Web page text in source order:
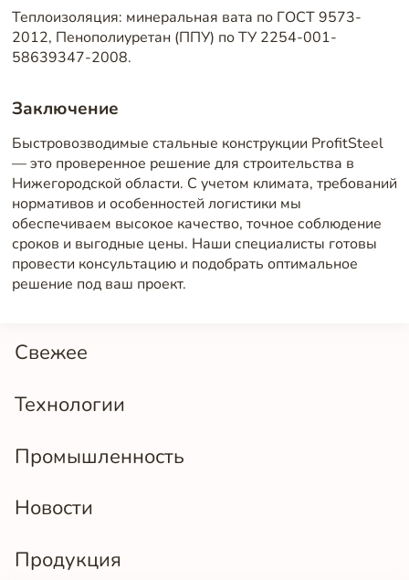
Свежее
Технологии
Промышленность
Новости
Продукция
Теплоизоляция: минеральная вата по ГОСТ 9573-
2012, Пенополиуретан (ППУ) по ТУ 2254-001-
58639347-2008.
Заключение
Быстровозводимые стальные конструкции ProfitSteel
— это проверенное решение для строительства в
Нижегородской области. С учетом климата, требований
нормативов и особенностей логистики мы
обеспечиваем высокое качество, точное соблюдение
сроков и выгодные цены. Наши специалисты готовы
провести консультацию и подобрать оптимальное
решение под ваш проект.